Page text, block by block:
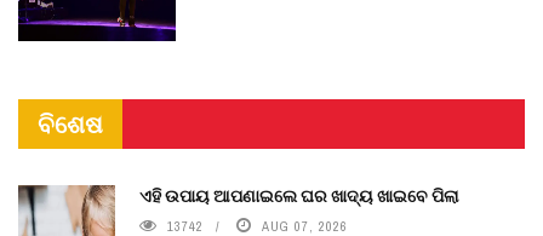
ବିଶେଷ
ଏହି ଉପାୟ ଆପଣାଇଲେ ଘର ଖାଦ୍ୟ ଖାଇବେ ପିଲା
13742 AUG 07, 2026